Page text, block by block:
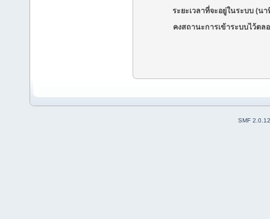
ระยะเวลาที่จะอยู่ในระบบ (นา
คงสถานะการเข้าระบบไว้ตล
SMF 2.0.12